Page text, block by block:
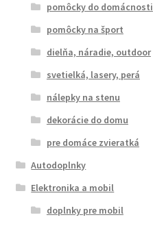
pomôcky do domácnosti
pomôcky na šport
dielňa, náradie, outdoor
svetielká, lasery, perá
nálepky na stenu
dekorácie do domu
pre domáce zvieratká
Autodoplnky
Elektronika a mobil
doplnky pre mobil